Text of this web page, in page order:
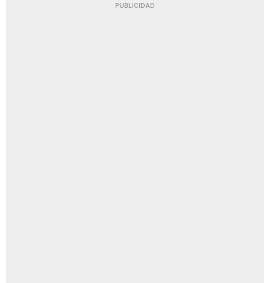
PUBLICIDAD